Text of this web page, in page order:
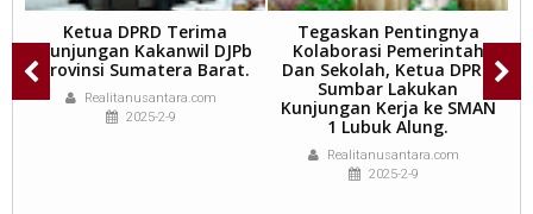
Ketua DPRD Terima
Kunjungan Kakanwil DJPb
Provinsi Sumatera Barat.
Realitanusantara.com
2025-2-9
Tegaskan Pentingnya
Kolaborasi Pemerintah
Dan Sekolah, Ketua DPRD
Sumbar Lakukan
Kunjungan Kerja ke SMAN
1 Lubuk Alung.
Realitanusantara.com
2025-2-9